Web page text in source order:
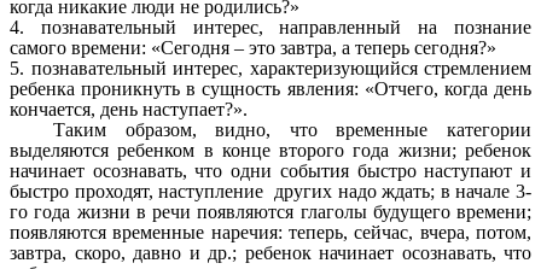
когда никакие люди не родились?»
4. познавательный интерес, направленный на познание
самого времени: «Сегодня – это завтра, а теперь сегодня?»
5. познавательный интерес, характеризующийся стремлением
ребенка проникнуть в сущность явления: «Отчего, когда день
кончается, день наступает?».
Таким образом, видно, что временные категории
выделяются ребенком в конце второго года жизни; ребенок
начинает осознавать, что одни события быстро наступают и
быстро проходят, наступление других надо ждать; в начале 3-
го года жизни в речи появляются глаголы будущего времени;
появляются временные наречия: теперь, сейчас, вчера, потом,
завтра, скоро, давно и др.; ребенок начинает осознавать, что